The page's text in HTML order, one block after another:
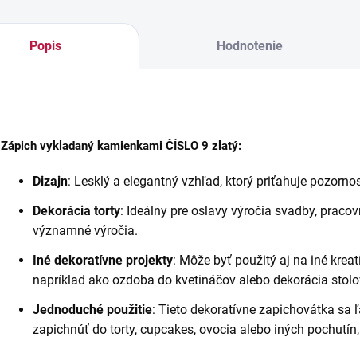
Popis Hodnotenie
Zápich vykladaný kamienkami ČÍSLO 9 zlatý:
Dizajn: Lesklý a elegantný vzhľad, ktorý priťahuje
Dekorácia torty: Ideálny pre oslavy výročia svadby,
významné výročia.
Iné dekoratívne projekty: Môže byť použitý aj na iné
napríklad ako ozdoba do kvetináčov alebo dekorácia
Jednoduché použitie: Tieto dekoratívne zapichovátka sa
zapichnúť do torty, cupcakes, ovocia alebo iných